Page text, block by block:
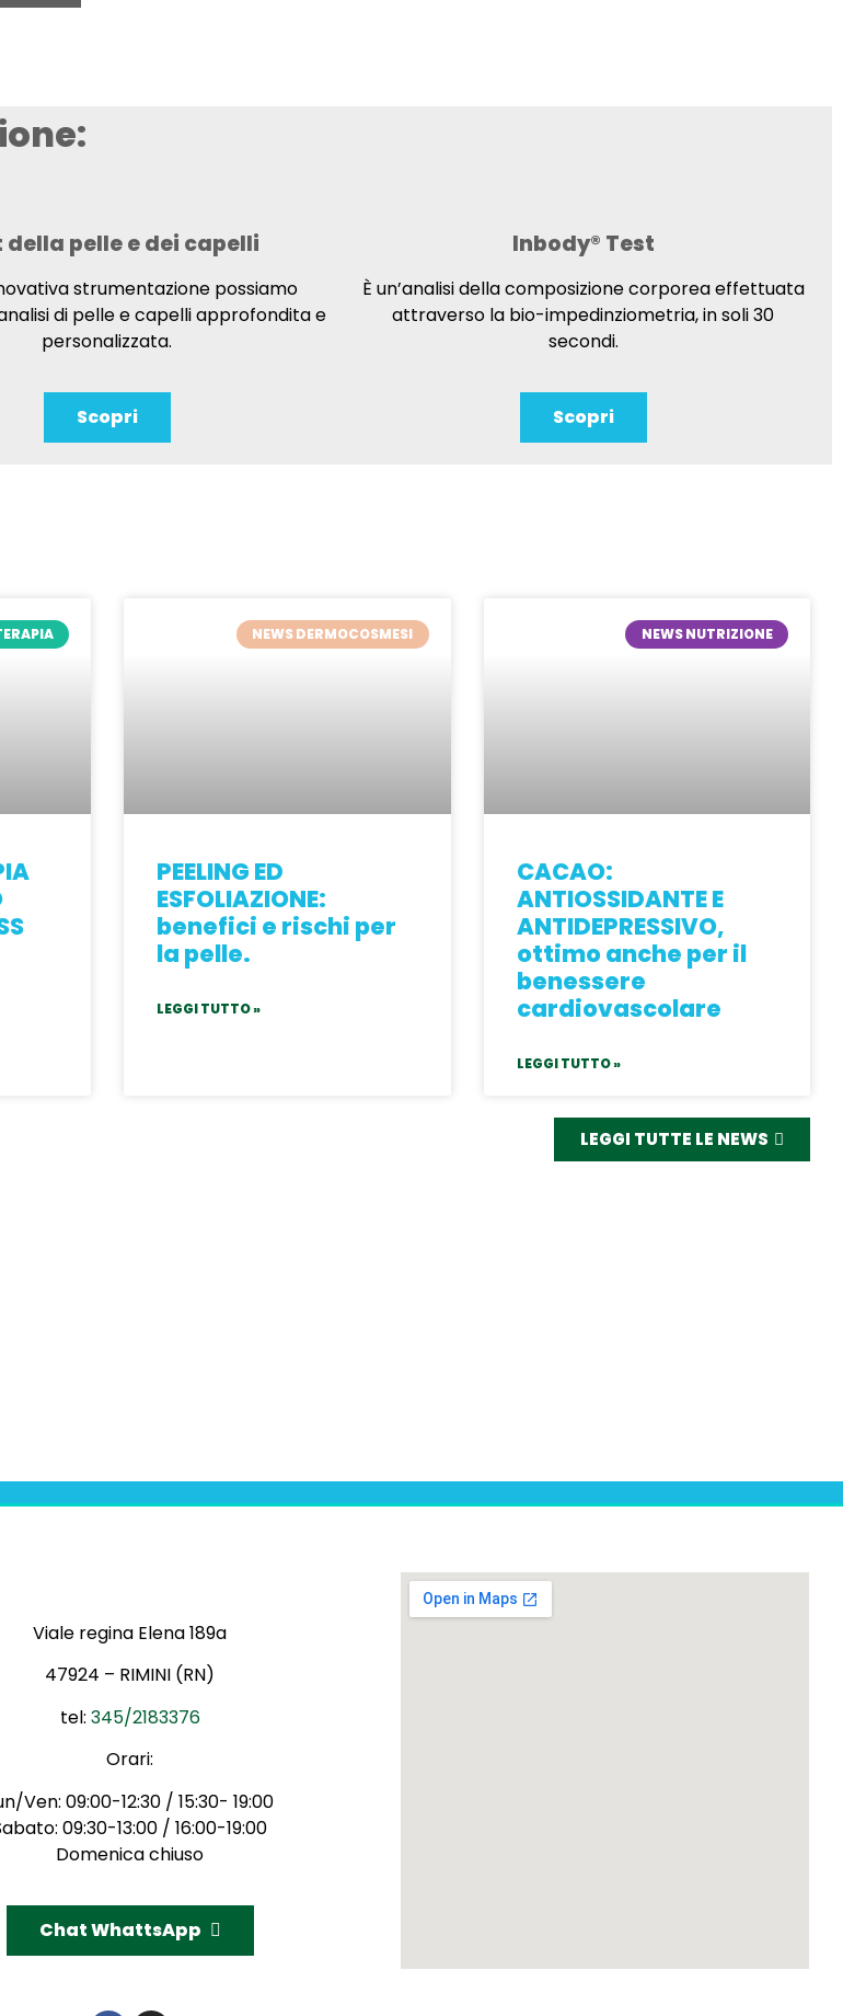
della pelle e dei capelli
strumentazione possiamo
di pelle e capelli approfondita e
personalizzata.
Scopri
Inbody® Test
È un’analisi della composizione corporea effettuata
attraverso la bio-impedinziometria, in soli 30
secondi.
Scopri
NEWS DERMOCOSMESI
PEELING ED
ESFOLIAZIONE:
benefici e rischi per
la pelle.
LEGGI TUTTO »
NEWS NUTRIZIONE
CACAO:
ANTIOSSIDANTE E
ANTIDEPRESSIVO,
ottimo anche per il
benessere
cardiovascolare
LEGGI TUTTO »
LEGGI TUTTE LE NEWS
Viale regina Elena 189a
47924 – RIMINI (RN)
tel: 345/2183376
Orari:
Ven: 09:00-12:30 / 15:30- 19:00
09:30-13:00 / 16:00-19:00
Domenica chiuso
Chat WhattsApp